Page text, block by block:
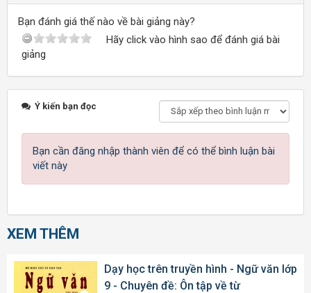
Bạn đánh giá thế nào về bài giảng này?
Hãy click vào hình sao để đánh giá bài
giảng
Ý kiến bạn đọc
Bạn cần đăng nhập thành viên để có thể bình luận bài
viết này
XEM THÊM
Dạy học trên truyền hình - Ngữ văn lớp
9 - Chuyên đề: Ôn tập về từ